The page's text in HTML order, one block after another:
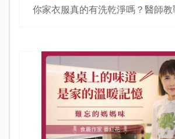
你家衣服真的有洗乾淨嗎？醫師